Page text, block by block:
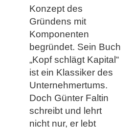
Konzept des
Gründens mit
Komponenten
begründet. Sein Buch
„Kopf schlägt Kapital“
ist ein Klassiker des
Unternehmertums.
Doch Günter Faltin
schreibt und lehrt
nicht nur, er lebt